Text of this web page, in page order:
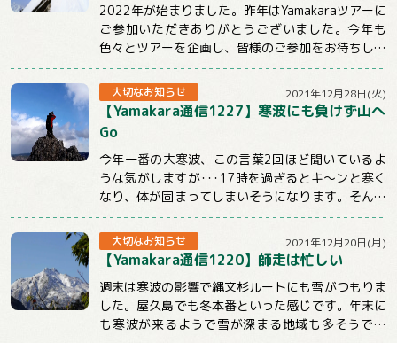
2022年が始まりました。昨年はYamakaraツアーに
ご参加いただきありがとうございました。今年も
色々とツアーを企画し、皆様のご参加をお待ちして
おります。引き続きYamakaraを...
大切なお知らせ 2021年12月28日(火)
【Yamakara通信1227】寒波にも負けず山へ
Go
今年一番の大寒波、この言葉2回ほど聞いているよ
うな気がしますが･･･17時を過ぎるとキ～ンと寒く
なり、体が固まってしまいそうになります。そんな
時こそ体を動かしてぽかぽかにしないとだめ...
大切なお知らせ 2021年12月20日(月)
【Yamakara通信1220】師走は忙しい
週末は寒波の影響で縄文杉ルートにも雪がつもりま
した。屋久島でも冬本番といった感じです。年末に
も寒波が来るようで雪が深まる地域も多そうです